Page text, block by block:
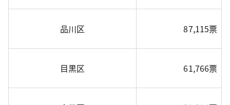
品川区 87,115票
目黒区 61,766票